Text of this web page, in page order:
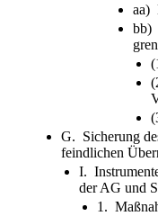
aa)
bb)
G. Sicherung
feindlichen
I.
der AG und
1.